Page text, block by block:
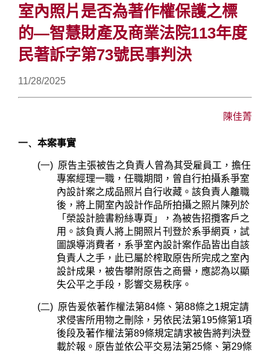
室內照片是否為著作權保護之標
的—智慧財產及商業法院113年度
民著訴字第73號民事判決
11/28/2025
陳佳菁
一、 本案事實
(一) 原告主張被告之負責人曾為其受雇員工，擔任
專案經理一職，任職期間，曾自行拍攝系爭室
內設計案之成品照片自行收藏。該負責人離職
後，將上開室內設計作品所拍攝之照片陳列於
「榮設計臉書粉絲專頁」，為被告招攬客戶之
用。該負責人將上開照片刊登於系爭網頁，試
圖誤導消費者，系爭室內設計案作品皆出自該
負責人之手，此已屬於榨取原告所完成之室內
設計成果，被告攀附原告之商譽，應認為以顯
失公平之手段，影響交易秩序。
(二) 原告爰依著作權法第84條、第88條之1規定請
求侵害所用物之刪除，另依民法第195條第1項
後段及著作權法第89條規定請求被告將判決登
載於報。原告並依公平交易法第25條、第29條